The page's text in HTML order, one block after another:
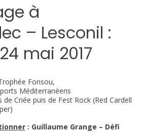
à
– Lesconil :
mai 2017
Fonsou,
Méditerranéens
Criée puis de Fest Rock (Red Cardell
: Guillaume Grange – Défi